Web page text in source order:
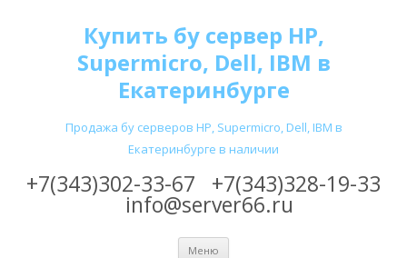
Купить бу сервер HP,
Supermicro, Dell, IBM в
Екатеринбурге
Продажа бу серверов HP, Supermicro, Dell, IBM в
Екатеринбурге в наличии
+7(343)302-33-67 +7(343)328-19-33
info@server66.ru
Меню